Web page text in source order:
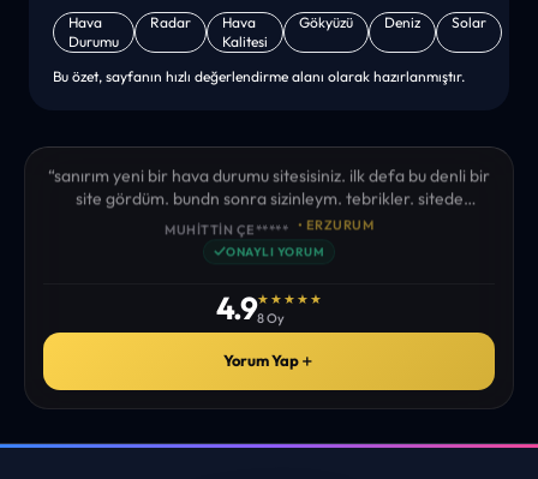
Hava
Durumu
Radar
Hava
Kalitesi
Gökyüzü Deniz Solar
Bu özet, sayfanın hızlı değerlendirme alanı olarak hazırlanmıştır.
“sanırım yeni bir hava durumu sitesisiniz. ilk defa bu denli bir
site gördüm. bundn sonra sizinleym. tebrikler. sitede
istediğim tüm bilgiyi bulabiliyorum. ekibinizin emeğine saglık”
MUHITTIN ÇE***** • ERZURUM
✓ONAYLI YORUM
4.9★★★★★
8 Oy
Yorum Yap＋